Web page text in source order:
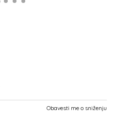
Obavesti me o sniženju